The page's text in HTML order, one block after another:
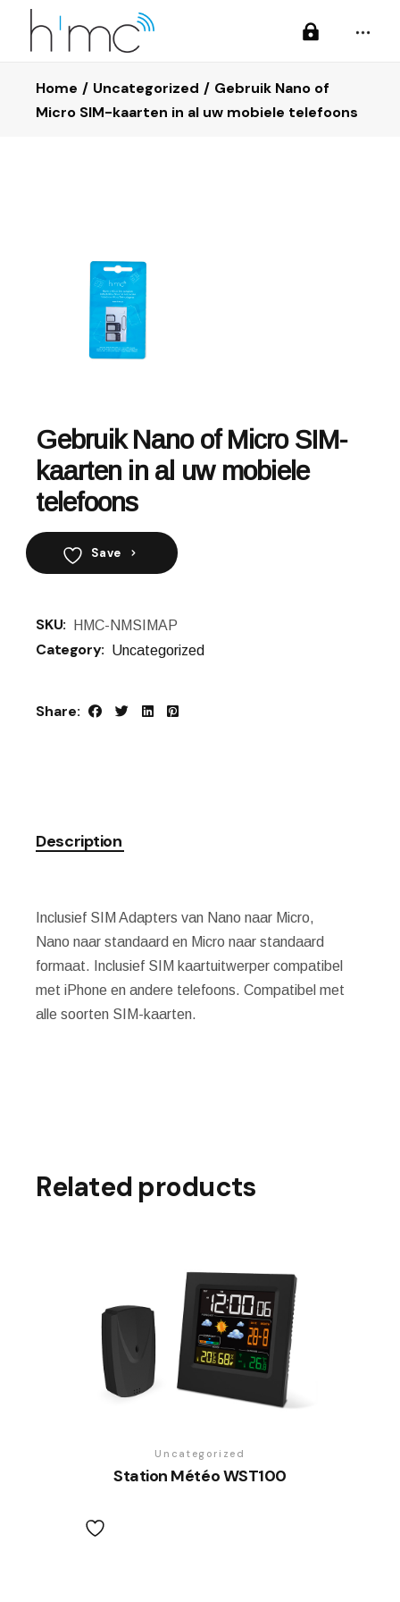
Home Uncategorized
Gebruik Nano of
Micro SIM-kaarten in al uw mobiele telefoons
Gebruik Nano of Micro SIM-
kaarten in al uw mobiele
telefoons
Save
SKU: HMC-NMSIMAP
Category: Uncategorized
Share:
Description
Inclusief SIM Adapters van Nano naar Micro,
Nano naar standaard en Micro naar standaard
formaat. Inclusief SIM kaartuitwerper compatibel
met iPhone en andere telefoons. Compatibel met
alle soorten SIM-kaarten.
Related products
Uncategorized
Station Météo WST100